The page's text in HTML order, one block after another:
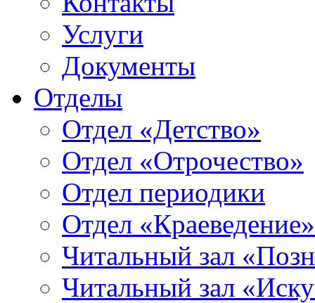
Услуги
Документы
Отделы
Отдел «Детство»
Отдел «Отрочество»
Отдел периодики
Отдел «Краеведение»
Читальный зал
Читальный зал